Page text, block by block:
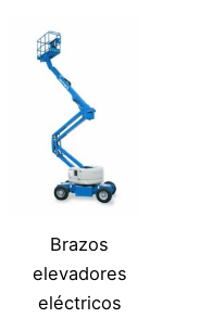
Brazos
elevadores
eléctricos